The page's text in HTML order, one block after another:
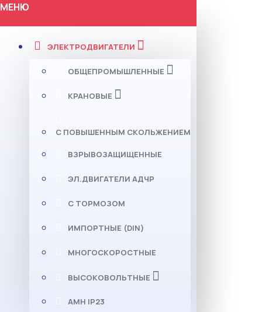
МЕНЮ
ЭЛЕКТРОДВИГАТЕЛИ
ОБЩЕПРОМЫШЛЕННЫЕ
КРАНОВЫЕ
С ПОВЫШЕННЫМ СКОЛЬЖЕНИЕМ
ВЗРЫВОЗАЩИЩЕННЫЕ
ЭЛ.ДВИГАТЕЛИ АДЧР
С ТОРМОЗОМ
ИМПОРТНЫЕ (DIN)
МНОГОСКОРОСТНЫЕ
ВЫСОКОВОЛЬТНЫЕ
АМН IP23